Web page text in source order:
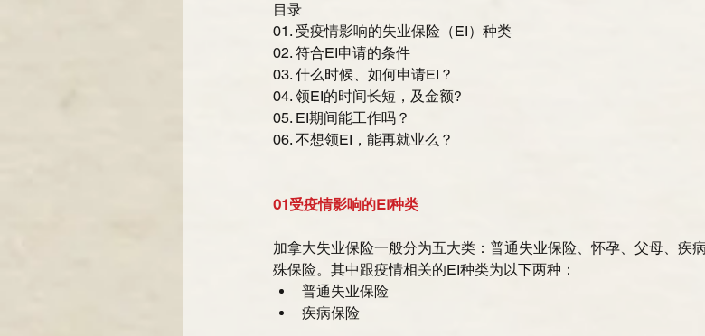
目录
01. 受疫情影响的失业保险（EI）种类
02. 符合EI申请的条件
03. 什么时候、如何申请EI？
04. 领EI的时间长短，及金额?
05. EI期间能工作吗？
06. 不想领EI，能再就业么？
01受疫情影响的EI种类
加拿大失业保险一般分为五大类：普通失业保险、怀孕、父母、疾
殊保险。其中跟疫情相关的EI种类为以下两种：
普通失业保险
疾病保险